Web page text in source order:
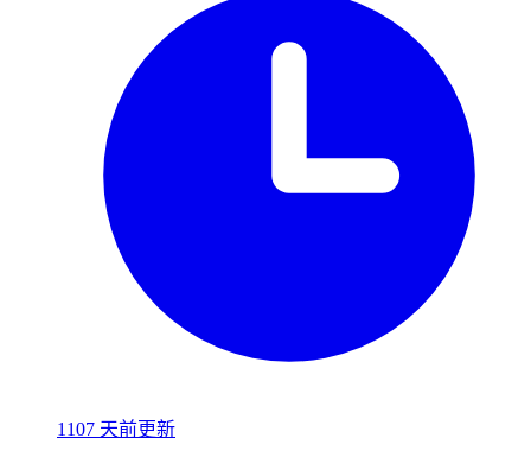
1107 天前更新